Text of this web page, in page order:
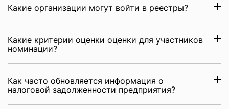
Какие организации могут войти в реестры?
Какие критерии оценки оценки для участников
номинации?
Как часто обновляется информация о
налоговой задолженности предприятия?